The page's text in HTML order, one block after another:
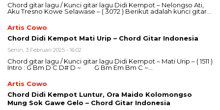
Chord gitar lagu / Kunci gitar lagu Didi Kempot – Nelongso Ati,
Aku Tresno Kowe Selawase – ( 3072 ) Berikut adalah kunci gitar…
Artis Cowo
Chord Didi Kempot Mati Urip – Chord Gitar Indonesia
Senin, 3 Februari 2025 - 16:02
Chord gitar lagu / Kunci gitar lagu Didi Kempot – Mati Urip – ( 1511 )
Intro : G Bm D C D# D ~ G Bm Em Bm C ~…
Artis Cowo
Chord Didi Kempot Luntur, Ora Maido Kolomongso
Mung Sok Gawe Gelo – Chord Gitar Indonesia